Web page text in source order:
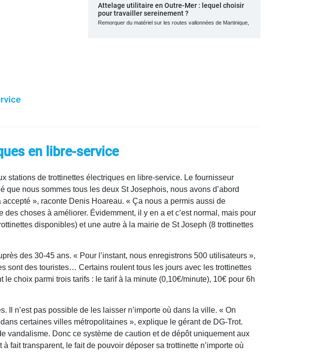
Attelage utilitaire en Outre-Mer : lequel choisir
pour travailler sereinement ?
Remorquer du matériel sur les routes vallonnées de Martinique,
en libre-service
stations de trottinettes électriques en libre-service. Le fournisseur
nous sommes tous les deux St Josephois, nous avons d’abord
», raconte Denis Hoareau. « Ça nous a permis aussi de
choses à améliorer. Évidemment, il y en a et c’est normal, mais pour
disponibles) et une autre à la mairie de St Joseph (8 trottinettes
des 30-45 ans. « Pour l’instant, nous enregistrons 500 utilisateurs »,
sont des touristes… Certains roulent tous les jours avec les trottinettes
choix parmi trois tarifs : le tarif à la minute (0,10€/minute), 10€ pour 6h
Il n’est pas possible de les laisser n’importe où dans la ville. « On
certaines villes métropolitaines », explique le gérant de DG-Trot.
Donc ce système de caution et de dépôt uniquement aux
fait transparent, le fait de pouvoir déposer sa trottinette n’importe où